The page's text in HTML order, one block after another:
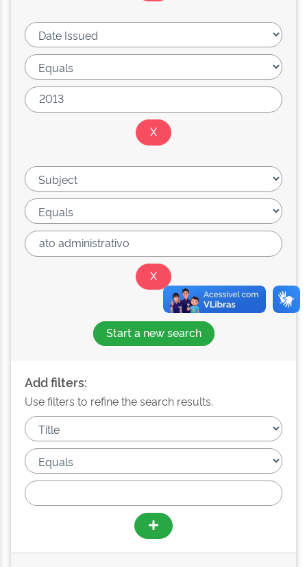
Start a new search
Add filters:
Use filters to refine the search results.